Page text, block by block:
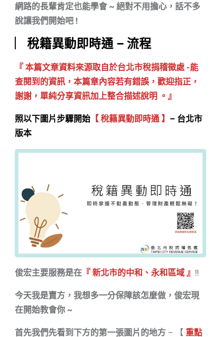
網路的長輩肯定也能學會 ~ 絕對不用擔心，話不多
說讓我們開始吧 !
︳稅籍異動即時通 – 流程
『 本篇文章資料來源取自於台北市稅捐稽徵處 -能
查閱到的資訊，本篇章內容若有錯誤，歡迎指正，
謝謝，單純分享資訊加上整合描述說明 。』
照以下圖片步驟開始 【稅籍異動即時通 】 – 台北市
版本
俊宏主要服務是在 『 新北市的中和、永和區域 』 !!
今天我是賣方，我想多一分保障該怎麼做，俊宏現
在開始教會你 ~
首先我們先看到下方的第一張圖片的地方 – 【 重點